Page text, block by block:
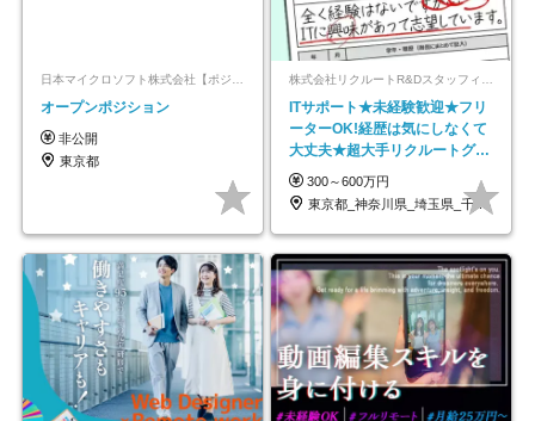
オープンポジション
非公開
東京都
ITサポート★未経験歓迎★フリ
ーターOK!経歴は気にしなくて
大丈夫★超大手リクルートグル
ープの正社員/sg
300～600万円
東京都_神奈川県_埼玉県_千葉県_大阪府…